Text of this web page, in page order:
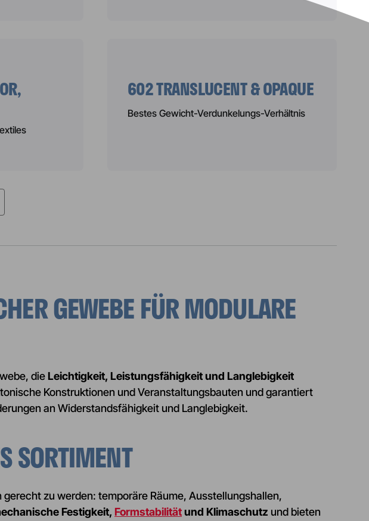
602 TRANSLUCENT & OPAQUE
Bestes Gewicht-Verdunkelungs-Verhältnis
GEWEBE FÜR MODULARE
dieLeichtigkeit, Leistungsfähigkeit und Langlebigkeit
Konstruktionen und Veranstaltungsbauten und garantiert
an Widerstandsfähigkeit und Langlebigkeit.
SORTIMENT
zu werden: temporäre Räume, Ausstellungshallen,
Festigkeit, Formstabilitätund Klimaschutz und bieten